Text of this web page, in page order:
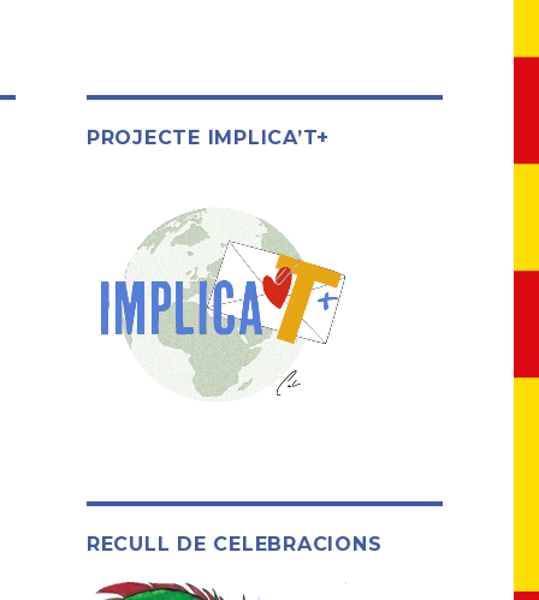
PROJECTE IMPLICA’T+
RECULL DE CELEBRACIONS